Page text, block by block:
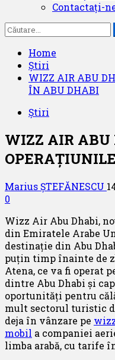
Contactați-
Caută
după:
Home
Știri
WIZZ AIR ABU
ÎN ABU DHABI
Știri
WIZZ AIR ABU
Marius ȘTEFĂNESCU
0
Wizz Air Abu Dhabi,
din Emiratele Arabe
destinație din Abu
puțin timp înainte de
Atena, ce va fi operat
dintre Abu Dhabi și
oportunități pentru
mult sectorul turistic
deja în vânzare pe
mobil a companiei
limba arabă, cu tarife